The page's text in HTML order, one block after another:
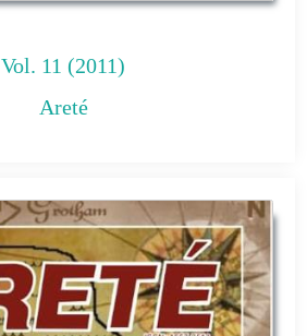
Vol. 11 (2011)
Areté